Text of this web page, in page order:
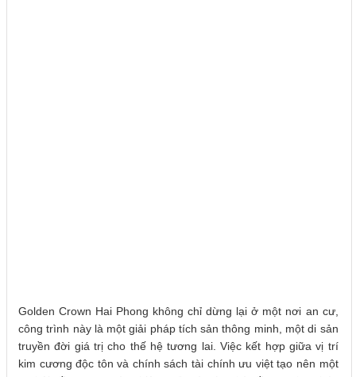
Golden Crown Hai Phong không chỉ dừng lại ở một nơi an cư,
công trình này là một giải pháp tích sản thông minh, một di sản
truyền đời giá trị cho thế hệ tương lai. Việc kết hợp giữa vị trí
kim cương độc tôn và chính sách tài chính ưu việt tạo nên một